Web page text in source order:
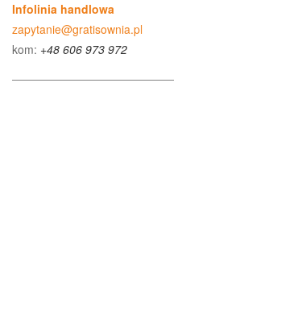
Infolinia handlowa
zapytanie@gratisownia.pl
kom: +48 606 973 972